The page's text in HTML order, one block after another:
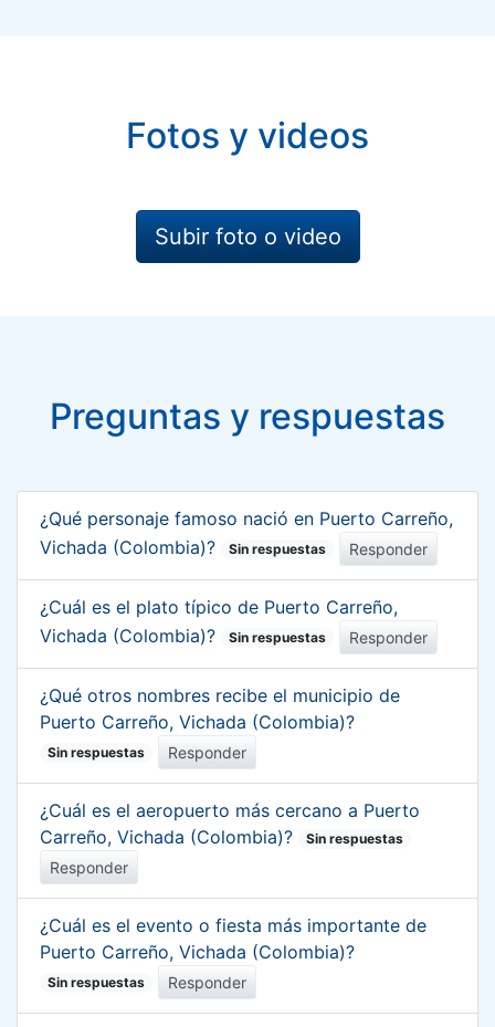
Fotos y videos
Subir foto o video
Preguntas y respuestas
¿Qué personaje famoso nació en Puerto Carreño,
Vichada (Colombia)?
Sin respuestas Responder
¿Cuál es el plato típico de Puerto Carreño,
Vichada (Colombia)?
Sin respuestas Responder
¿Qué otros nombres recibe el municipio de
Puerto Carreño, Vichada (Colombia)?
Sin respuestas Responder
¿Cuál es el aeropuerto más cercano a Puerto
Carreño, Vichada (Colombia)?
Sin respuestas
Responder
¿Cuál es el evento o fiesta más importante de
Puerto Carreño, Vichada (Colombia)?
Sin respuestas Responder